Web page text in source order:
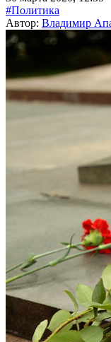
#Политика
Автор: Владимир